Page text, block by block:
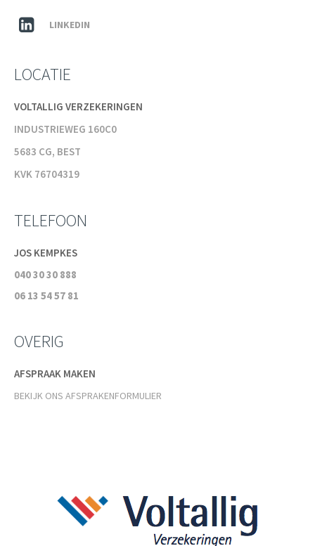
LINKEDIN
LOCATIE
VOLTALLIG VERZEKERINGEN
INDUSTRIEWEG 160C0
5683 CG, BEST
KVK 76704319
TELEFOON
JOS KEMPKES
040 30 30 888
06 13 54 57 81
OVERIG
AFSPRAAK MAKEN
BEKIJK ONS AFSPRAKENFORMULIER